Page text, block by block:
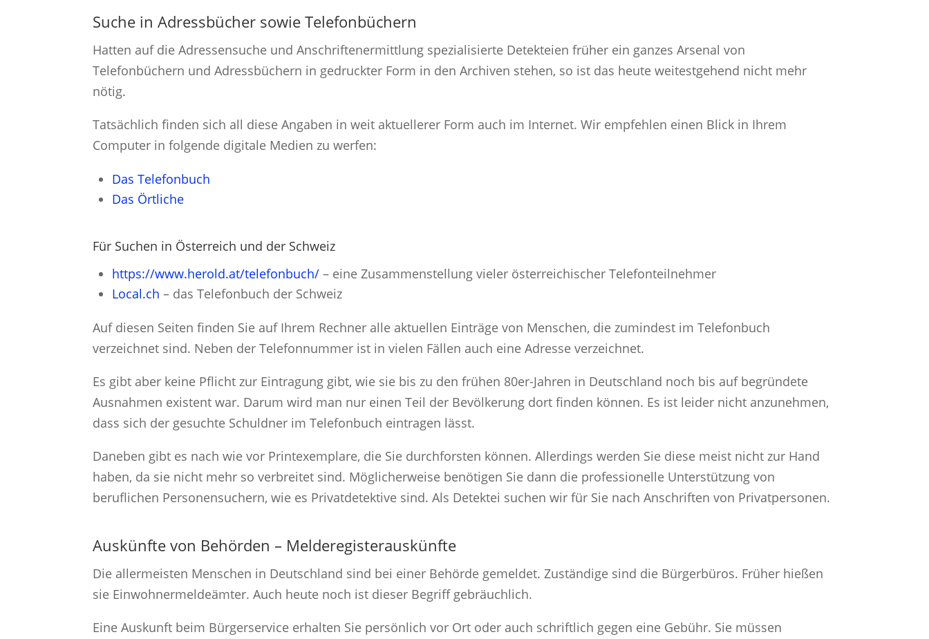
Suche in Adressbücher sowie Telefonbüchern
Hatten auf die Adressensuche und Anschriftenermittlung spezialisierte Detekteien früher ein ganzes Arsenal von
Telefonbüchern und Adressbüchern in gedruckter Form in den Archiven stehen, so ist das heute weitestgehend nicht mehr
nötig.
Tatsächlich finden sich all diese Angaben in weit aktuellerer Form auch im Internet. Wir empfehlen einen Blick in Ihrem
Computer in folgende digitale Medien zu werfen:
Das Telefonbuch
Das Örtliche
Für Suchen in Österreich und der Schweiz
https://www.herold.at/telefonbuch/ – eine Zusammenstellung vieler österreichischer Telefonteilnehmer
Local.ch – das Telefonbuch der Schweiz
Auf diesen Seiten finden Sie auf Ihrem Rechner alle aktuellen Einträge von Menschen, die zumindest im Telefonbuch
verzeichnet sind. Neben der Telefonnummer ist in vielen Fällen auch eine Adresse verzeichnet.
Es gibt aber keine Pflicht zur Eintragung gibt, wie sie bis zu den frühen 80er-Jahren in Deutschland noch bis auf begründete
Ausnahmen existent war. Darum wird man nur einen Teil der Bevölkerung dort finden können. Es ist leider nicht anzunehmen,
dass sich der gesuchte Schuldner im Telefonbuch eintragen lässt.
Daneben gibt es nach wie vor Printexemplare, die Sie durchforsten können. Allerdings werden Sie diese meist nicht zur Hand
haben, da sie nicht mehr so verbreitet sind. Möglicherweise benötigen Sie dann die professionelle Unterstützung von
beruflichen Personensuchern, wie es Privatdetektive sind. Als Detektei suchen wir für Sie nach Anschriften von Privatpersonen.
Auskünfte von Behörden – Melderegisterauskünfte
Die allermeisten Menschen in Deutschland sind bei einer Behörde gemeldet. Zuständige sind die Bürgerbüros. Früher hießen
sie Einwohnermeldeämter. Auch heute noch ist dieser Begriff gebräuchlich.
Eine Auskunft beim Bürgerservice erhalten Sie persönlich vor Ort oder auch schriftlich gegen eine Gebühr. Sie müssen